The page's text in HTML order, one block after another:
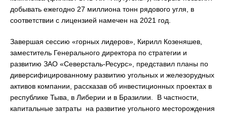
добывать ежегодно 27 миллиона тонн рядового угля, в
соответствии с лицензией намечен на 2021 год.
Завершая сессию «горных лидеров», Кирилл Козеняшев,
заместитель Генерального директора по стратегии и
развитию ЗАО «Северсталь-Ресурс», представил планы по
диверсифицированному развитию угольных и железорудных
активов компании, рассказав об инвестиционных проектах в
республике Тыва, в Либерии и в Бразилии. В частности,
капитальные затраты на развитие угольного месторождения